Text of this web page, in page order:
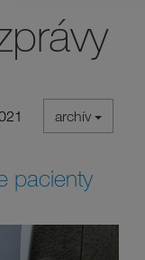
archív
pacienty